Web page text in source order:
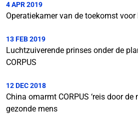
4 APR 2019
Operatiekamer van de toekomst voor
13 FEB 2019
Luchtzuiverende prinses onder de
CORPUS
12 DEC 2018
China omarmt CORPUS ‘reis door
gezonde mens